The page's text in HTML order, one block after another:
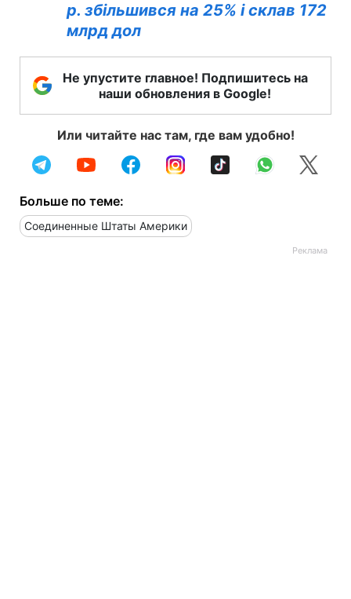
р. збільшився на 25% і склав 172
млрд дол
Не упустите главное! Подпишитесь на
наши обновления в Google!
Или читайте нас там, где вам удобно!
Больше по теме:
Соединенные Штаты Америки